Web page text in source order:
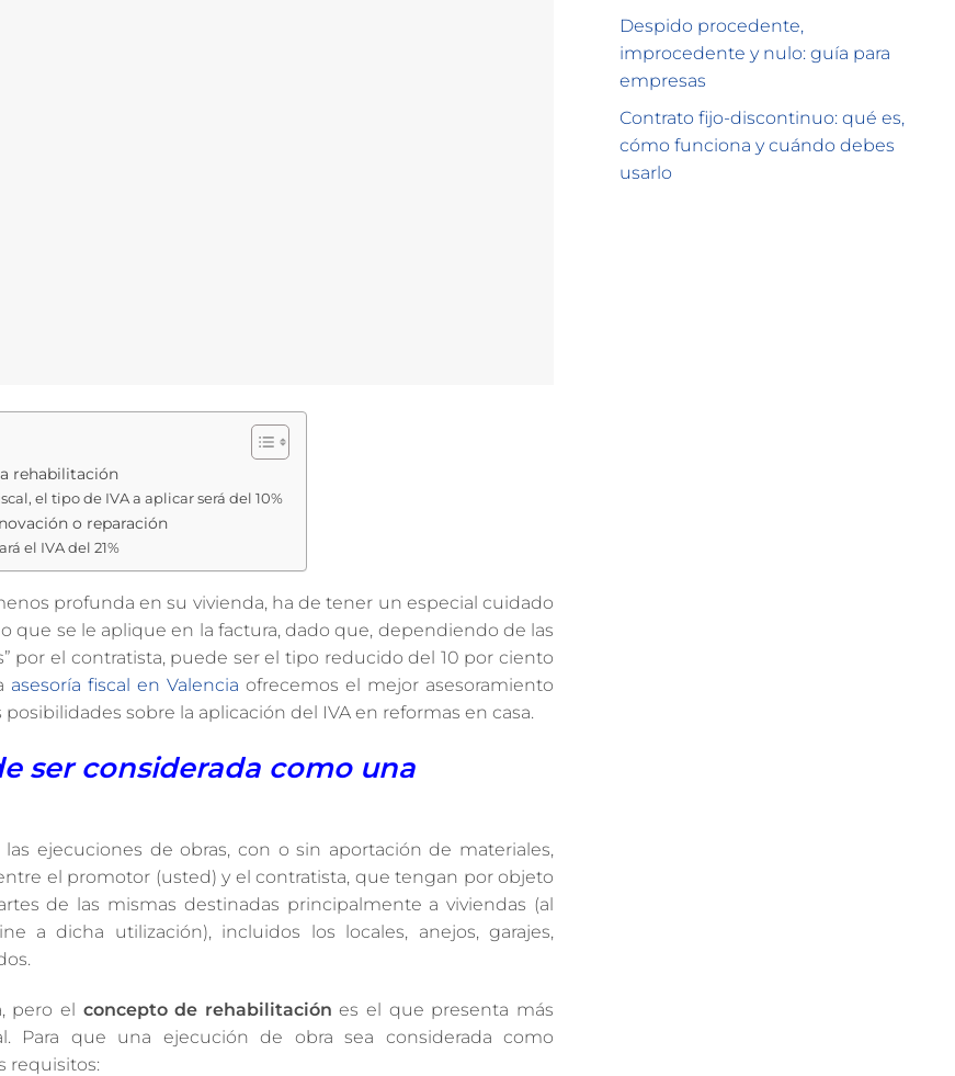
rehabilitación
el tipo de IVA a aplicar será del 10%
o reparación
el IVA del 21%
profunda en su vivienda, ha de tener un especial cuidado
se le aplique en la factura, dado que, dependiendo de las
por el contratista, puede ser el tipo reducido del 10 por ciento
asesoría fiscal en Valencia ofrecemos el mejor asesoramiento
sobre la aplicación del IVA en reformas en casa.
ser considerada como una
ejecuciones de obras, con o sin aportación de materiales,
el promotor (usted) y el contratista, que tengan por objeto
de las mismas destinadas principalmente a viviendas (al
a dicha utilización), incluidos los locales, anejos, garajes,
pero el concepto de rehabilitación es el que presenta más
Para que una ejecución de obra sea considerada como
requisitos:
Despido procedente,
improcedente y nulo: guía para
empresas
Contrato fijo-discontinuo: qué es,
cómo funciona y cuándo debes
usarlo